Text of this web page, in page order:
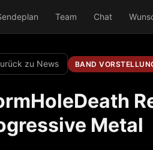
Team Chat
zu News BAND
Metal